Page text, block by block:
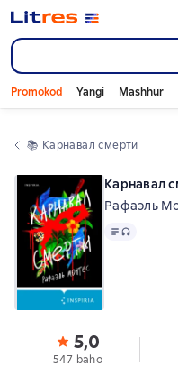
Promokod Yangi Mashhur
📚 Карнавал смерти
Карнавал
Рафаэль
Matn
5,0
547 baho